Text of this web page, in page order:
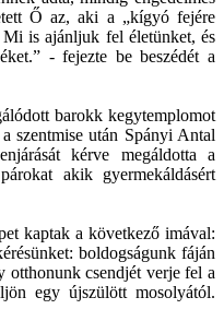
Ő az, aki a „kígyó fejére
Mi is ajánljuk fel életünket, és
- fejezte be beszédét a
barokk kegytemplomot
szentmise után Spányi Antal
kérve megáldotta a
akik gyermekáldásért
kaptak a következő imával:
boldogságunk fáján
otthonunk csendjét verje fel a
egy újszülött mosolyától.